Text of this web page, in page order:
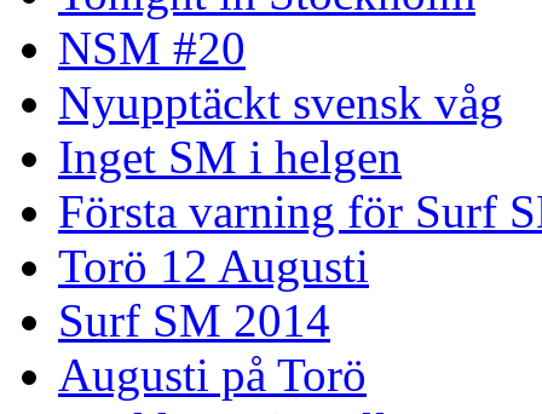
NSM #20
Nyupptäckt svensk våg
Inget SM i helgen
Första varning för Surf
Torö 12 Augusti
Surf SM 2014
Augusti på Torö